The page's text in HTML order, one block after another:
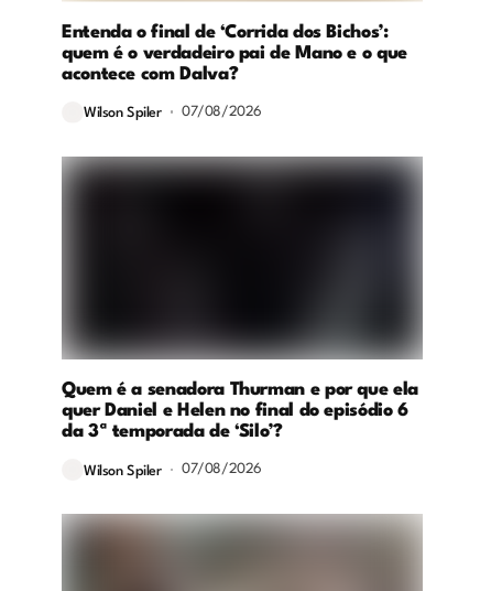
Entenda o final de ‘Corrida dos Bichos’:
quem é o verdadeiro pai de Mano e o que
acontece com Dalva?
Wilson Spiler 07/08/2026
Quem é a senadora Thurman e por que ela
quer Daniel e Helen no final do episódio 6
da 3ª temporada de ‘Silo’?
Wilson Spiler 07/08/2026